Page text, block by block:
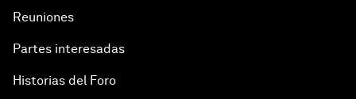
Reuniones
Partes interesadas
Historias del Foro